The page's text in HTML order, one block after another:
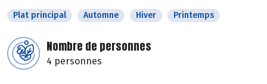
Plat principal Automne Hiver Printemps
Nombre de personnes
4 personnes